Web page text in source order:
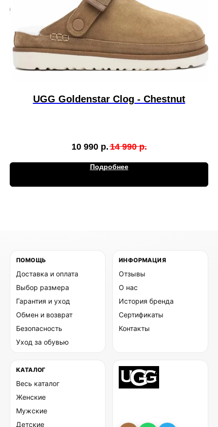
UGG Goldenstar Clog - Chestnut
10 990 р.14 990 р.
Подробнее
ПОМОЩЬ
Доставка и оплата
Выбор размера
Гарантия и уход
Обмен и возврат
Безопасность
Уход за обувью
ИНФОРМАЦИЯ
Отзывы
О нас
История бренда
Сертификаты
Контакты
КАТАЛОГ
Весь каталог
Женские
Мужские
Детские